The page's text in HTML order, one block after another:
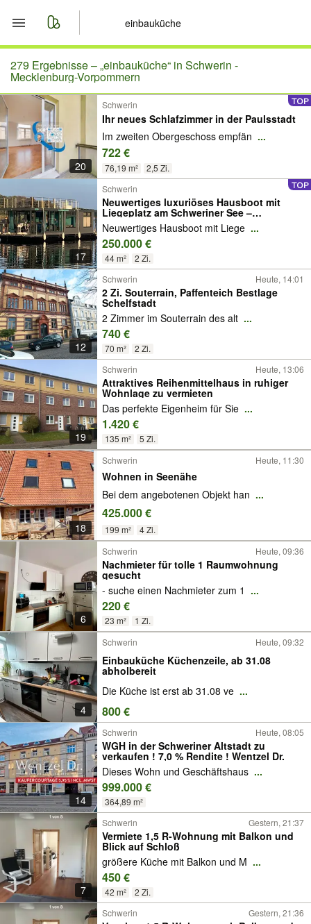
Start
Merkliste
Nachrichten
Anzeige aufgeben
279 Ergebnisse –„einbauküche“ in Schwerin -
Mecklenburg-Vorpommern
20
Schwerin
Ihr neues Schlafzimmer in der Paulsstadt
Im zweiten Obergeschoss empfän ...
722 €
76,19 m² 2,5 Zi.
17
Schwerin
Neuwertiges luxuriöses Hausboot mit
Liegeplatz am Schweriner See –
exklusives Wohngefühl
Neuwertiges Hausboot mit Liege ...
250.000 €
44 m² 2 Zi.
12
Schwerin Heute, 14:01
2 Zi. Souterrain, Paffenteich Bestlage
Schelfstadt
2 Zimmer im Souterrain des alt ...
740 €
70 m² 2 Zi.
19
Schwerin Heute, 13:06
Attraktives Reihenmittelhaus in ruhiger
Wohnlage zu vermieten
Das perfekte Eigenheim für Sie ...
1.420 €
135 m² 5 Zi.
18
Schwerin Heute, 11:30
Wohnen in Seenähe
Bei dem angebotenen Objekt han ...
425.000 €
199 m² 4 Zi.
6
Schwerin Heute, 09:36
Nachmieter für tolle 1 Raumwohnung
gesucht
- suche einen Nachmieter zum 1 ...
220 €
23 m² 1 Zi.
4
Schwerin Heute, 09:32
Einbauküche Küchenzeile, ab 31.08
abholbereit
Die Küche ist erst ab 31.08 ve ...
800 €
14
Schwerin Heute, 08:05
WGH in der Schweriner Altstadt zu
verkaufen ! 7,0 % Rendite ! Wentzel Dr.
Dieses Wohn und Geschäftshaus ...
999.000 €
364,89 m²
7
Schwerin Gestern, 21:37
Vermiete 1,5 R-Wohnung mit Balkon und
Blick auf Schloß
größere Küche mit Balkon und M ...
450 €
42 m² 2 Zi.
Schwerin Gestern, 21:36